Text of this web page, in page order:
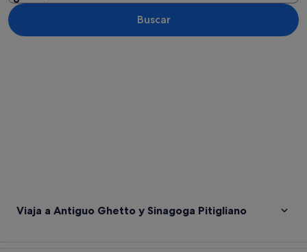
Buscar
Viaja a Antiguo Ghetto y Sinagoga Pitigliano